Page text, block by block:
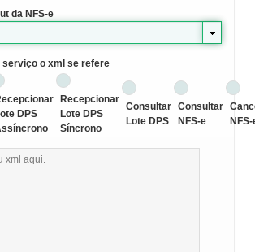
da NFS-e
serviço o xml se refere
DPS
Recepcionar
Lote DPS
Síncrono
Consultar
Lote DPS
Consultar
NFS-e
NFS-